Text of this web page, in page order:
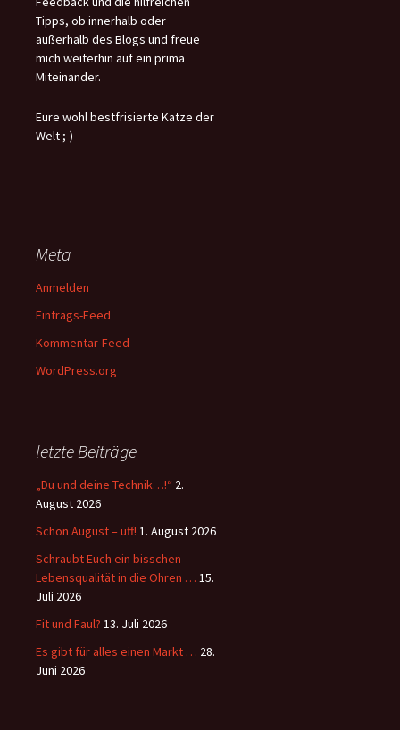
Tipps, ob innerhalb oder
außerhalb des Blogs und freue
mich weiterhin auf ein prima
Miteinander.
Eure wohl bestfrisierte Katze der
Welt ;-)
Meta
Anmelden
Eintrags-Feed
Kommentar-Feed
WordPress.org
letzte Beiträge
„Du und deine Technik…!“ 2.
August 2026
Schon August – uff! 1. August 2026
Schraubt Euch ein bisschen
Lebensqualität in die Ohren … 15.
Juli 2026
Fit und Faul? 13. Juli 2026
Es gibt für alles einen Markt … 28.
Juni 2026